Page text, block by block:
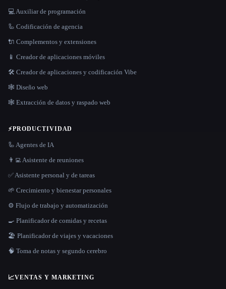
💻 Auxiliar de programación
🦾 Codificación de agencia
🔌 Complementos y extensiones
📱 Creador de aplicaciones móviles
🛠️ Creador de aplicaciones y codificación Vibe
🕸 Diseño web
🕸️ Extracción de datos y raspado web
⚡PRODUCTIVIDAD
🦾 Agentes de IA
👨‍💻 Asistente de reuniones
✅ Asistente personal y de tareas
🌱 Crecimiento y bienestar personales
⚙️ Flujo de trabajo y automatización
🍳 Planificador de comidas y recetas
🏖 Planificador de viajes y vacaciones
🧠 Toma de notas y segundo cerebro
📈VENTAS Y MARKETING